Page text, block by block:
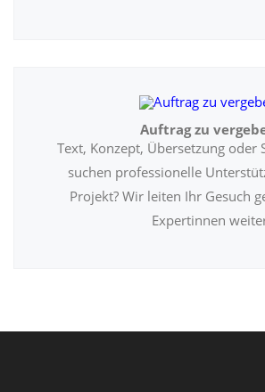
Auftrag zu
Text, Konzept, Übersetzung oder
suchen professionelle
Projekt? Wir leiten Ihr Gesuch
Expertinnen